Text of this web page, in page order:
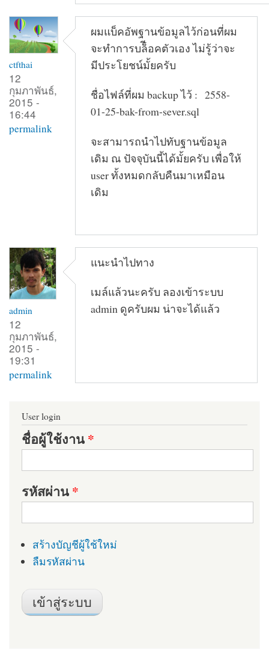
ctfthai
12
กุมภาพันธ์,
2015 -
16:44
permalink
ผมแบ็คอัพฐานข้อมูลไว้ก่อนที่ผม
จะทำการบล็ีอคตัวเอง ไม่รู้ว่าจะ
มีประโยชน์มั้ยครับ
ชื่อไฟล์ที่ผม backup ไว้ : 2558-
01-25-bak-from-sever.sql
จะสามารถนำไปทับฐานข้อมูล
เดิม ณ ปัจจุบันนี้ได้มั้ยครับ เพื่อให้
user ทั้งหมดกลับคืนมาเหมือน
เดิม
admin
12
กุมภาพันธ์,
2015 -
19:31
permalink
แนะนำไปทาง
เมล์แล้วนะครับ ลองเข้าระบบ
admin ดูครับผม น่าจะได้แล้ว
User login
ชื่อผู้ใช้งาน*
รหัสผ่าน*
สร้างบัญชีผู้ใช้ใหม่
ลืมรหัสผ่าน